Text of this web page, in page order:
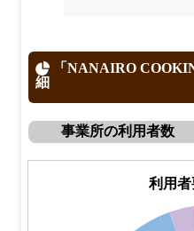
「NANAIRO
細
事業所の利用者数
利用